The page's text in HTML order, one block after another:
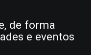
de forma
e eventos